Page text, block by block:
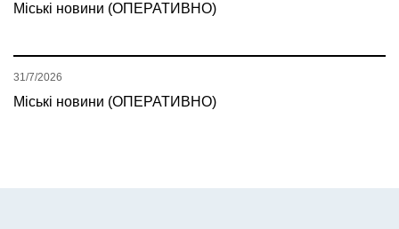
Міські новини (ОПЕРАТИВНО)
Міські новини (ОПЕРАТИВНО)
31/7/2026